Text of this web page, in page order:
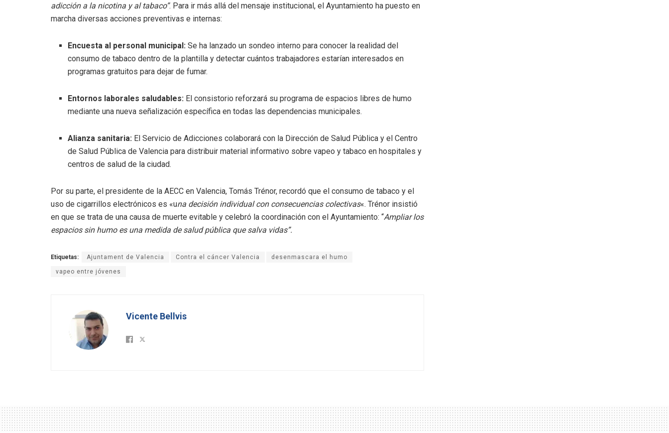
adicción a la nicotina y al tabaco”. Para ir más allá del mensaje institucional, el Ayuntamiento ha puesto en
marcha diversas acciones preventivas e internas:
Encuesta al personal municipal: Se ha lanzado un sondeo interno para conocer la realidad del
consumo de tabaco dentro de la plantilla y detectar cuántos trabajadores estarían interesados en
programas gratuitos para dejar de fumar.
Entornos laborales saludables: El consistorio reforzará su programa de espacios libres de humo
mediante una nueva señalización específica en todas las dependencias municipales.
Alianza sanitaria: El Servicio de Adicciones colaborará con la Dirección de Salud Pública y el Centro
de Salud Pública de Valencia para distribuir material informativo sobre vapeo y tabaco en hospitales y
centros de salud de la ciudad.
Por su parte, el presidente de la AECC en Valencia, Tomás Trénor, recordó que el consumo de tabaco y el
uso de cigarrillos electrónicos es «una decisión individual con consecuencias colectivas«. Trénor insistió
en que se trata de una causa de muerte evitable y celebró la coordinación con el Ayuntamiento: “Ampliar los
espacios sin humo es una medida de salud pública que salva vidas”.
Etiquetas: Ajuntament de Valencia Contra el cáncer Valencia desenmascara el humo
vapeo entre jóvenes
Vicente Bellvis